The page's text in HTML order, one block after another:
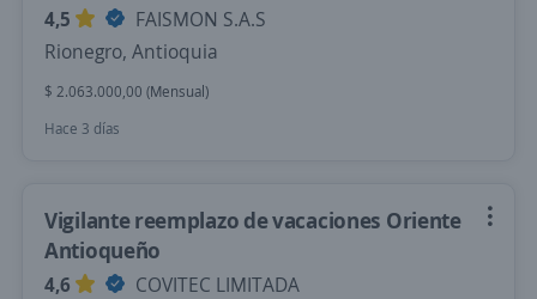
4,5
FAISMON S.A.S
Rionegro, Antioquia
$ 2.063.000,00 (Mensual)
Hace 3 días
Vigilante reemplazo de vacaciones Oriente
Antioqueño
4,6
COVITEC LIMITADA